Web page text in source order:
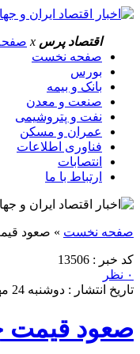
اقتصاد پرس x
صفحه نخست
بورس
بانک و بیمه
صنعت و معدن
نفت و پتروشیمی
عمران و مسکن
فناوری اطلاعات
انتصابات
ارتباط با ما
صفحه نخست » صعود قیمت
کد خبر : 13506
۰ نظر
تاریخ انتشار : دوشنبه 24 مهر 1402 - 12:50
صعود قیمت